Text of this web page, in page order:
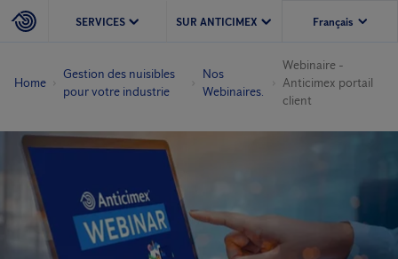
SERVICES SUR ANTICIMEX
Home
Gestion des nuisibles
pour votre industrie
Nos
Webinaires.
Webinaire -
Anticimex portail
client